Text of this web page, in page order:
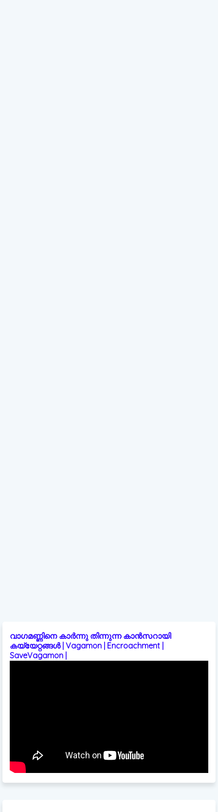
വാഗമണ്ണിനെ കാർന്നു തിന്നുന്ന കാൻസറായി
കയ്യേറ്റങ്ങൾ | Vagamon | Encroachment |
SaveVagamon |